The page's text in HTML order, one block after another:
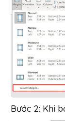
Bước 2: Khi